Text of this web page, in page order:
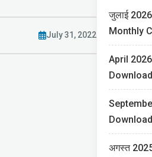
July 31, 2022
जुलाई
Monthly
April
अगस्त